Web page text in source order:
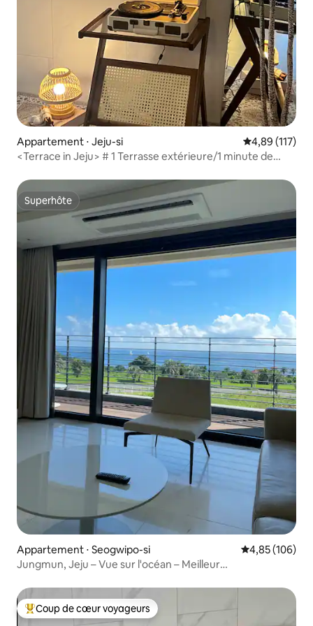
Appartement ⋅ Jeju-si Évaluation
4,89 (117)
<Terrace in Jeju> # 1 Terrasse extérieure/1 minute de
de l'aéroport de Jeju/10 minutes de Iho Tewoo
Superhôte
Superhôte
Appartement ⋅ Seogwipo-si Évaluation
4,85 (106)
Jungmun, Jeju – Vue sur l'océan – Meilleur
#Spot de surf – Offre spéciale
Coups de cœur voyageurs les plus appréciés
Coup de cœur voyageurs